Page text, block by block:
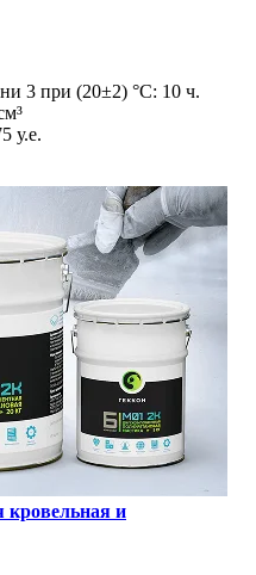
3 при (20±2) °С: 10 ч.
у.е.
кровельная и